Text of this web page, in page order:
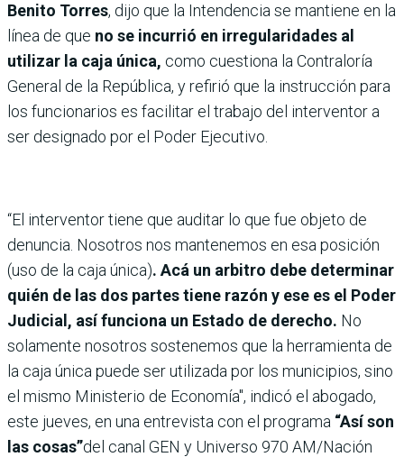
Benito Torres, dijo que la Intendencia se mantiene en la
línea de que no se incurrió en irregularidades al
utilizar la caja única, como cuestiona la Contraloría
General de la República, y refirió que la instrucción para
los funcionarios es facilitar el trabajo del interventor a
ser designado por el Poder Ejecutivo.
“El interventor tiene que auditar lo que fue objeto de
denuncia. Nosotros nos mantenemos en esa posición
(uso de la caja única). Acá un arbitro debe determinar
quién de las dos partes tiene razón y ese es el Poder
Judicial, así funciona un Estado de derecho. No
solamente nosotros sostenemos que la herramienta de
la caja única puede ser utilizada por los municipios, sino
el mismo Ministerio de Economía", indicó el abogado,
este jueves, en una entrevista con el programa “Así son
las cosas”del canal GEN y Universo 970 AM/Nación